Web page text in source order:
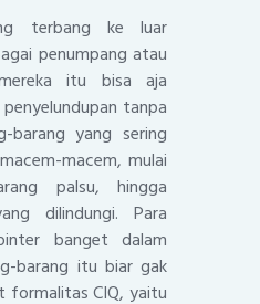
terbang ke luar
penumpang atau
itu bisa aja
tanpa
barang yang sering
macem, mulai
palsu, hingga
dilindungi. Para
banget dalam
barang itu biar gak
formalitas CIQ, yaitu